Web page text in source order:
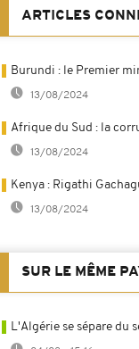
ARTICLES
Burundi : le Premier
13/08/2024
Afrique du Sud : la
13/08/2024
Kenya : Rigathi
13/08/2024
SUR LE MÊME
L'Algérie se sépare du